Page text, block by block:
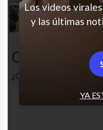
Súper
Comentarios
¿Cuál es tu opinión?
YA
Los videos
y las últimas